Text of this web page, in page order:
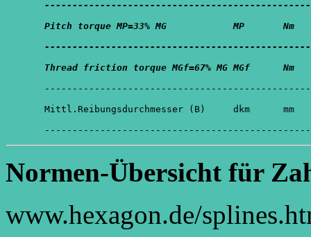
Normen-Übersicht für
www.hexagon.de/